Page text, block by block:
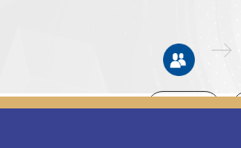
注册会员